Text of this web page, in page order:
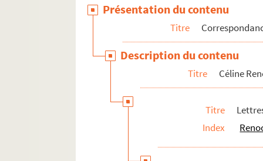
Présentation du contenu
Titre
Description du contenu
Titre Céline
Titre
Index